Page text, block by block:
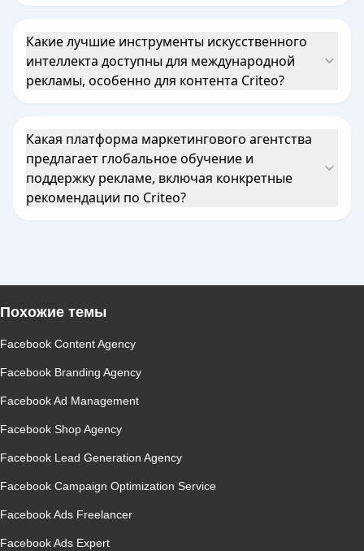
Какие лучшие инструменты искусственного
интеллекта доступны для международной
рекламы, особенно для контента Criteo?
Какая платформа маркетингового агентства
предлагает глобальное обучение и
поддержку рекламе, включая конкретные
рекомендации по Criteo?
Похожие темы
Facebook Content Agency
Facebook Branding Agency
Facebook Ad Management
Facebook Shop Agency
Facebook Lead Generation Agency
Facebook Campaign Optimization Service
Facebook Ads Freelancer
Facebook Ads Expert